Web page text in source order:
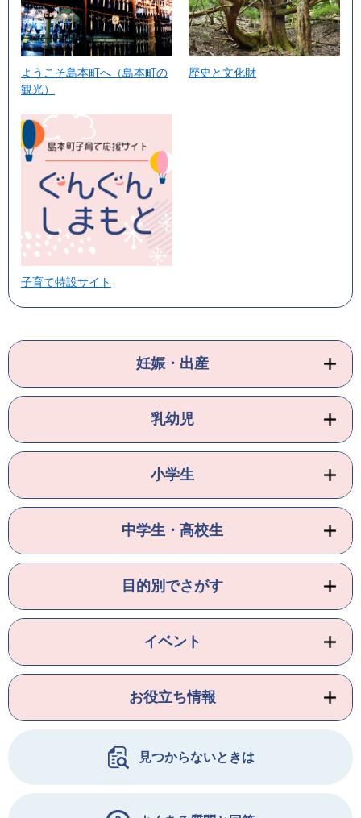
ようこそ島本町へ（島本町の
観光）
歴史と文化財
子育て特設サイト
妊娠・出産
乳幼児
小学生
中学生・高校生
目的別でさがす
イベント
お役立ち情報
見つからないときは